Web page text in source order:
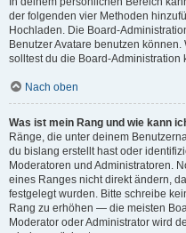
der folgenden vier Methoden
Hochladen. Die Board-
Benutzer Avatare benutzen
solltest du die Board-Administration
Nach oben
Was ist mein Rang und wie kann
Ränge, die unter deinem
du bislang erstellt hast oder
Moderatoren und Administratoren.
eines Ranges nicht direkt ändern,
festgelegt wurden. Bitte schreibe
Rang zu erhöhen — die meisten
Moderator oder Administrator wird